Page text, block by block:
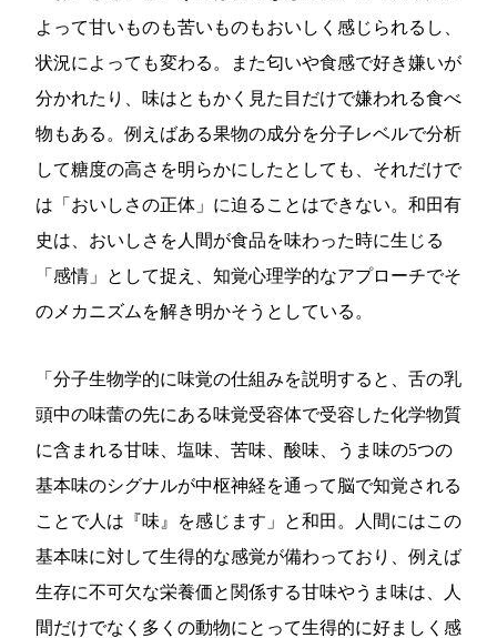
よって甘いものも苦いものもおいしく感じられるし、
状況によっても変わる。また匂いや食感で好き嫌いが
分かれたり、味はともかく見た目だけで嫌われる食べ
物もある。例えばある果物の成分を分子レベルで分析
して糖度の高さを明らかにしたとしても、それだけで
は「おいしさの正体」に迫ることはできない。和田有
史は、おいしさを人間が食品を味わった時に生じる
「感情」として捉え、知覚心理学的なアプローチでそ
のメカニズムを解き明かそうとしている。
「分子生物学的に味覚の仕組みを説明すると、舌の乳
頭中の味蕾の先にある味覚受容体で受容した化学物質
に含まれる甘味、塩味、苦味、酸味、うま味の5つの
基本味のシグナルが中枢神経を通って脳で知覚される
ことで人は『味』を感じます」と和田。人間にはこの
基本味に対して生得的な感覚が備わっており、例えば
生存に不可欠な栄養価と関係する甘味やうま味は、人
間だけでなく多くの動物にとって生得的に好ましく感